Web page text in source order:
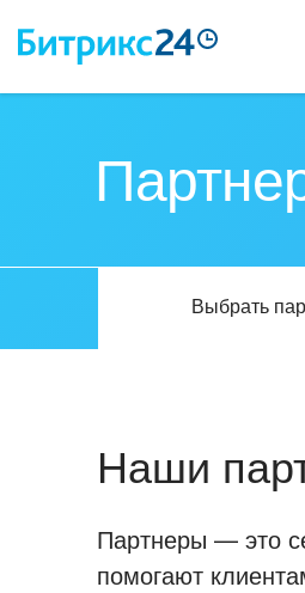
Выбрать
Наши
Партнеры — это
помогают